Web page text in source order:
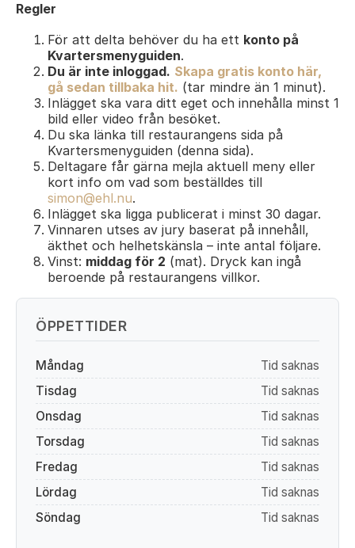
Regler
För att delta behöver du ha ett konto på
Kvartersmenyguiden.
Du är inte inloggad. Skapa gratis konto här,
gå sedan tillbaka hit. (tar mindre än 1 minut).
Inlägget ska vara ditt eget och innehålla minst 1
bild eller video från besöket.
Du ska länka till restaurangens sida på
Kvartersmenyguiden (denna sida).
Deltagare får gärna mejla aktuell meny eller
kort info om vad som beställdes till
simon@ehl.nu.
Inlägget ska ligga publicerat i minst 30 dagar.
Vinnaren utses av jury baserat på innehåll,
äkthet och helhetskänsla – inte antal följare.
Vinst: middag för 2 (mat). Dryck kan ingå
beroende på restaurangens villkor.
ÖPPETTIDER
Måndag
Tid saknas
Tisdag
Tid saknas
Onsdag
Tid saknas
Torsdag
Tid saknas
Fredag
Tid saknas
Lördag
Tid saknas
Söndag
Tid saknas